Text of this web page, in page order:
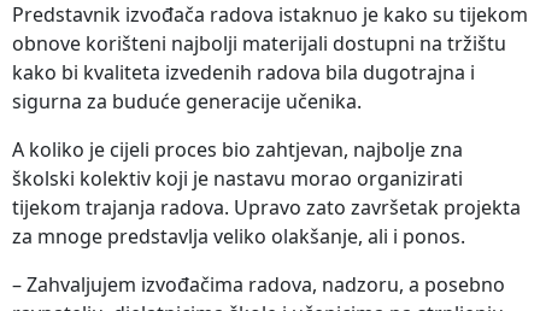
Predstavnik izvođača radova istaknuo je kako su tijekom
obnove korišteni najbolji materijali dostupni na tržištu
kako bi kvaliteta izvedenih radova bila dugotrajna i
sigurna za buduće generacije učenika.
A koliko je cijeli proces bio zahtjevan, najbolje zna
školski kolektiv koji je nastavu morao organizirati
tijekom trajanja radova. Upravo zato završetak projekta
za mnoge predstavlja veliko olakšanje, ali i ponos.
– Zahvaljujem izvođačima radova, nadzoru, a posebno